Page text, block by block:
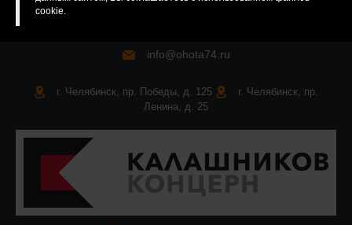
cookie.
info@ohota74.ru
г. Челябинск, пр. Победы, д. 125
г. Челябинск, пр.
Ленина, д. 25